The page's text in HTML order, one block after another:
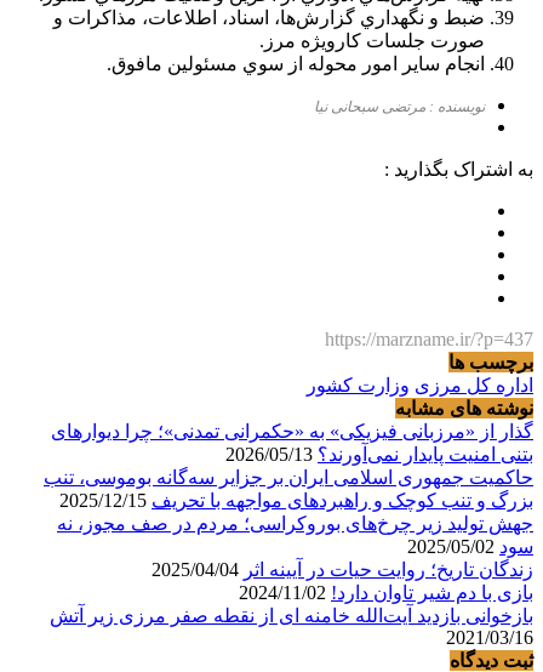
ضبط و نگهداري گزارش‌ها، اسناد، اطلاعات، مذاكرات و
صورت جلسات كارويژه مرز.
انجام ساير امور محوله از سوي مسئولين مافوق.
نویسنده : مرتضی سبحانی نیا
به اشتراک بگذارید :
https://marzname.ir/?p=437
برچسب ها
اداره کل مرزی وزارت کشور
نوشته های مشابه
گذار از «مرزبانی فیزیکی» به «حکمرانی تمدنی»؛ چرا دیوارهای
بتنی امنیت پایدار نمی‌آورند؟
حاکمیت جمهوری اسلامی ایران بر جزایر سه‌گانه بوموسی، تنب
بزرگ و‌ تنب کوچک و راهبردهای مواجهه با تحریف
جهش تولید زیر چرخ‌های بوروکراسی؛ مردم در صف مجوز، نه
سود
زندگان تاریخ؛ روایت حیات در آیینه اثر
بازی با دم شیر تاوان دارد!
بازخوانی بازدید آیت‌الله خامنه ای از نقطه صفر مرزی زیر آتش
2021/03/16
ثبت دیدگاه